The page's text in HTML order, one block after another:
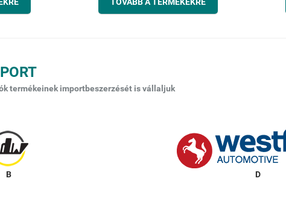
TOVÁBB A TERMÉKEKRE
termékeinek importbeszerzését is vállaljuk